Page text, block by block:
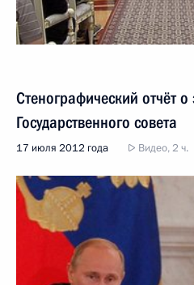
Стенографический отчёт о
Государственного совета
17 июля 2012 года Видео, 2 ч.